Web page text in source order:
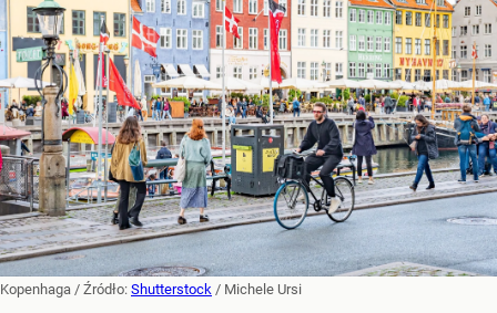
Kopenhaga / Źródło: Shutterstock / Michele Ursi